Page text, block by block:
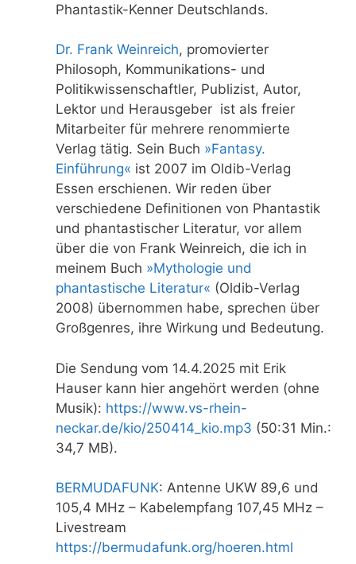
Phantastik-Kenner Deutschlands.
Dr. Frank Weinreich, promovierter
Philosoph, Kommunikations- und
Politikwissenschaftler, Publizist, Autor,
Lektor und Herausgeber ist als freier
Mitarbeiter für mehrere renommierte
Verlag tätig. Sein Buch »Fantasy.
Einführung« ist 2007 im Oldib-Verlag
Essen erschienen. Wir reden über
verschiedene Definitionen von Phantastik
und phantastischer Literatur, vor allem
über die von Frank Weinreich, die ich in
meinem Buch »Mythologie und
phantastische Literatur« (Oldib-Verlag
2008) übernommen habe, sprechen über
Großgenres, ihre Wirkung und Bedeutung.
Die Sendung vom 14.4.2025 mit Erik
Hauser kann hier angehört werden (ohne
Musik): https://www.vs-rhein-
neckar.de/kio/250414_kio.mp3 (50:31 Min.:
34,7 MB).
BERMUDAFUNK: Antenne UKW 89,6 und
105,4 MHz – Kabelempfang 107,45 MHz –
Livestream
https://bermudafunk.org/hoeren.html